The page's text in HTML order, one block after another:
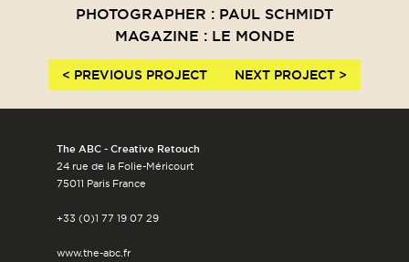
PHOTOGRAPHER : PAUL SCHMIDT
MAGAZINE : LE MONDE
< PREVIOUS PROJECT NEXT PROJECT >
The ABC - Creative Retouch
24 rue de la Folie-Méricourt
75011 Paris France
+33 (0)1 77 19 07 29
www.the-abc.fr